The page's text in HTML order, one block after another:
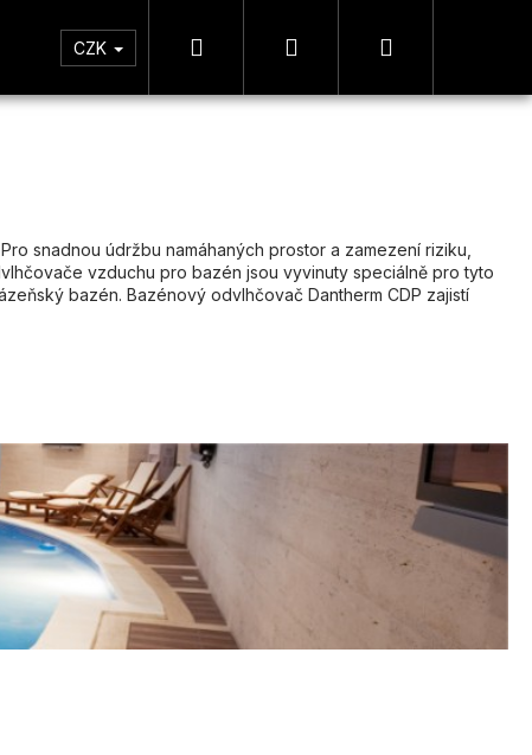
zóna Měření
CZK Hledat PřihlášeníNákupní
snadnou údržbu namáhaných prostor a zamezení riziku,
vzduchu pro bazén jsou vyvinuty speciálně pro tyto
bazén. Bazénový odvlhčovač Dantherm CDP zajistí
Následující
AD 975